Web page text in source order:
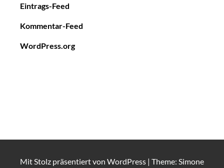
Eintrags-Feed
Kommentar-Feed
WordPress.org
Mit Stolz präsentiert von WordPress | Theme: Simone